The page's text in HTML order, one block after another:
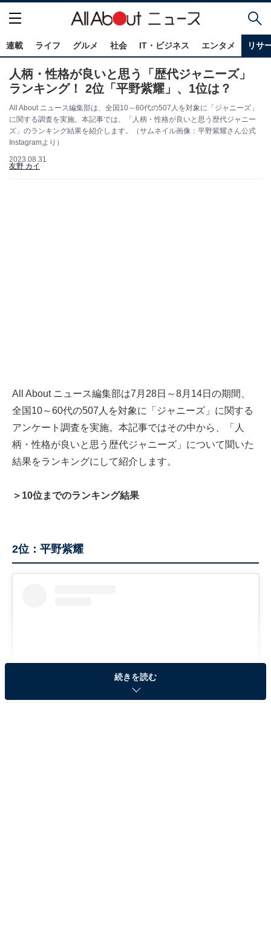
連載 ライフ グルメ 社会 IT・ビジネス エンタメ リサ
人柄・性格が良いと思う「歴代ジャニーズ」
ランキング！ 2位「平野紫耀」、1位は？
All About ニュース編集部は、全国10～60代の507人を対象に「ジャニーズ」
に関する調査を実施。本記事では、「人柄・性格が良いと思う歴代ジャニー
ズ」のランキング結果を紹介します。（サムネイル画像：平野紫耀さん公式
Instagramより）
2023.08.31
友野 カイ
All About ニュース編集部は7月28日～8月14日の期間、
全国10～60代の507人を対象に「ジャニーズ」に関する
アンケート調査を実施。本記事ではその中から、「人
柄・性格が良いと思う歴代ジャニーズ」について聞いた
結果をランキングにして紹介します。
＞10位までのランキング結果
2位：平野紫耀
続きを読む